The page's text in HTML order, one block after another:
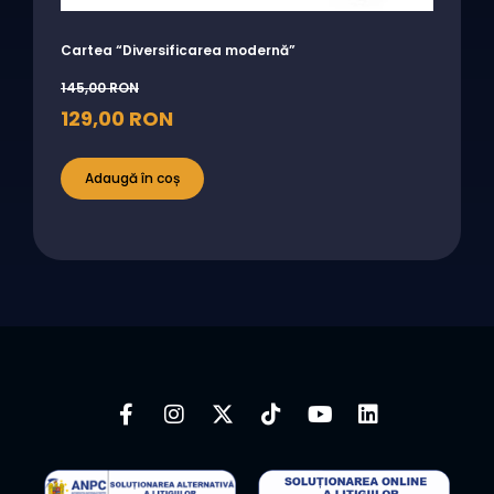
Cartea “Diversificarea modernă”
145,00RON
129,00 RON
Adaugă în coș